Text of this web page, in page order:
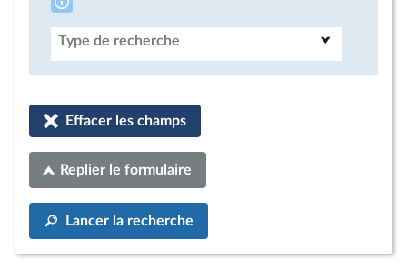
Type de recherche
Effacer les champs
Replier le formulaire
Lancer la recherche